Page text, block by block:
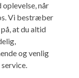
oplevelse, når
Vi bestræber
at du altid
og venlig